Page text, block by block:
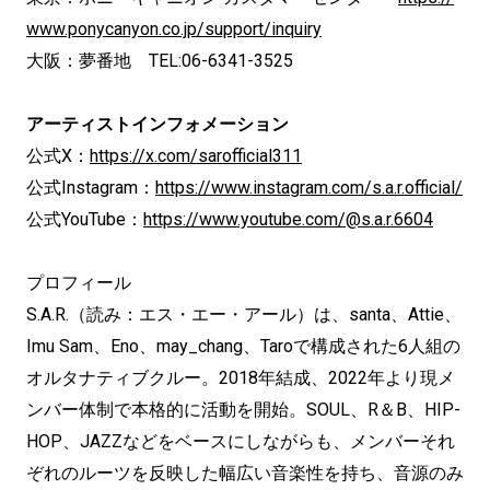
www.ponycanyon.co.jp/support/inquiry
大阪：夢番地 TEL:06-6341-3525
アーティストインフォメーション
公式X： https://x.com/sarofficial311
公式Instagram： https://www.instagram.com/s.a.r.official/
公式YouTube： https://www.youtube.com/@s.a.r.6604
プロフィール
S.A.R.（読み：エス・エー・アール）は、santa、Attie、
Imu Sam、Eno、may_chang、Taroで構成された6人組の
オルタナティブクルー。2018年結成、2022年より現メ
ンバー体制で本格的に活動を開始。SOUL、R＆B、HIP-
HOP、JAZZなどをベースにしながらも、メンバーそれ
ぞれのルーツを反映した幅広い音楽性を持ち、音源のみ